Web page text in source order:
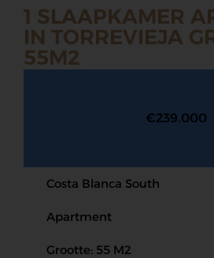
1 SLAAPKAMER
IN TORREVIEJA
55M2
€239.000
Costa Blanca South
Apartment
Grootte: 55 M2